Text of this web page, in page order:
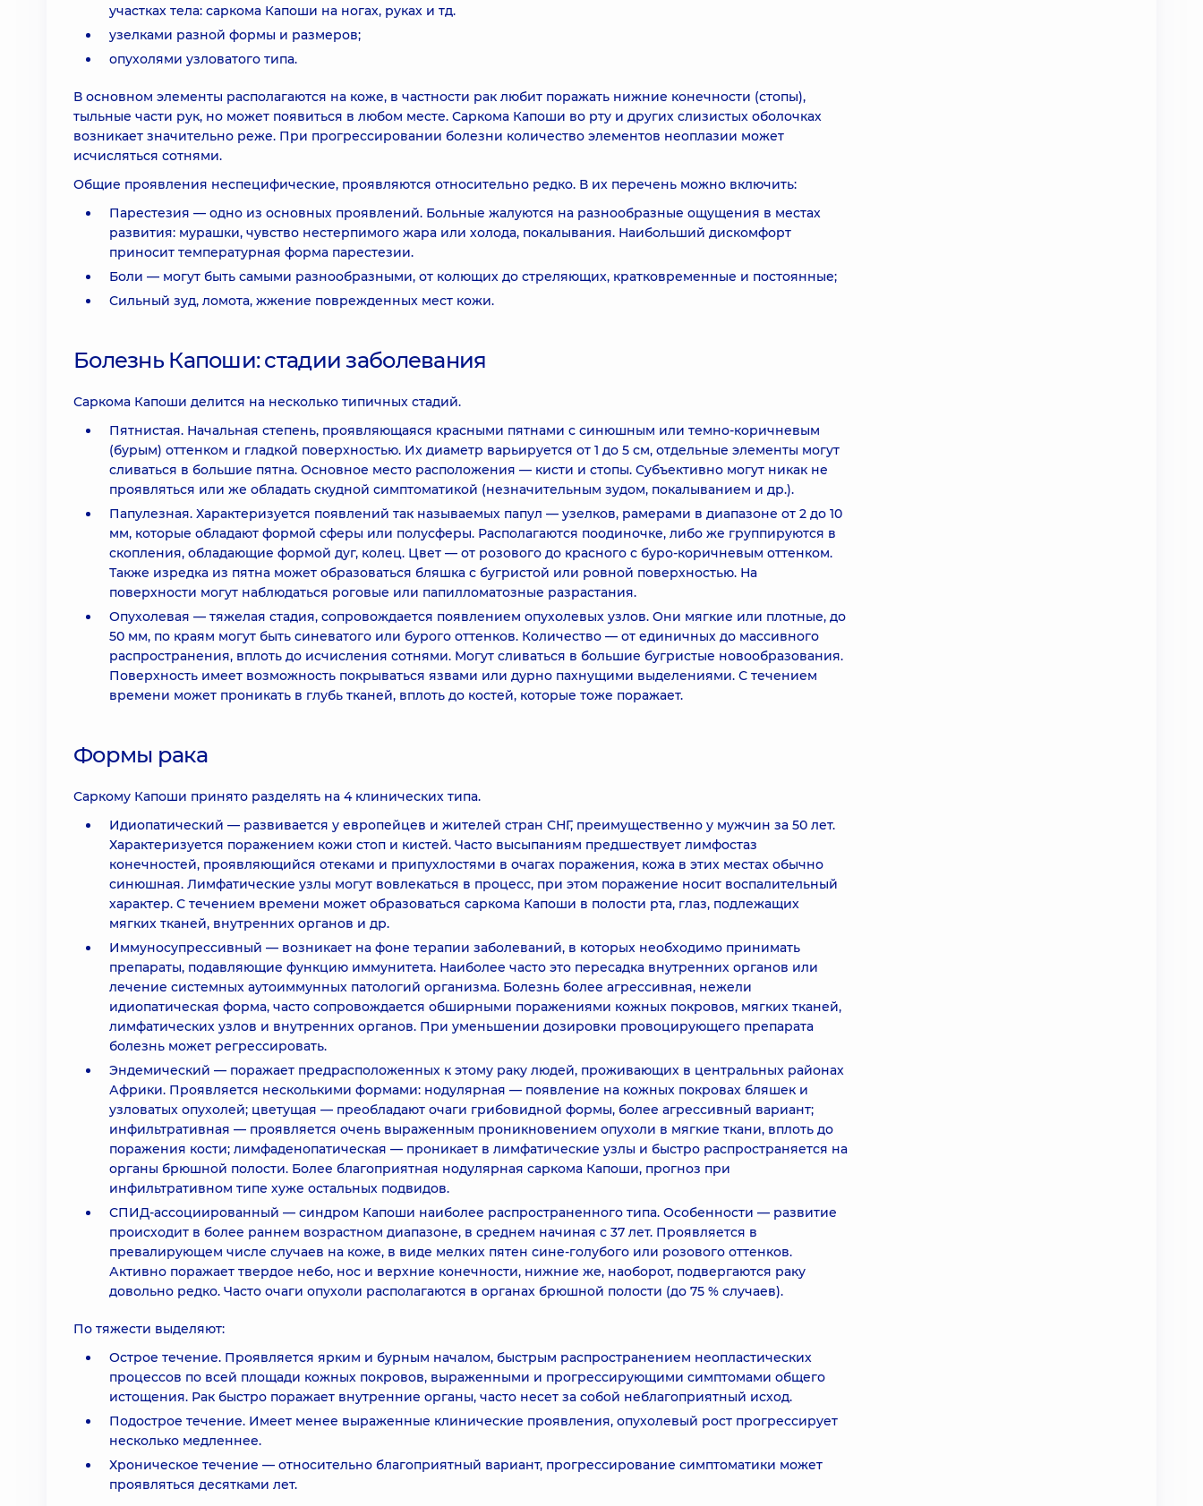
участках тела: саркома Капоши на ногах, руках и тд.
узелками разной формы и размеров;
опухолями узловатого типа.
В основном элементы располагаются на коже, в частности рак любит поражать нижние конечности (стопы),
тыльные части рук, но может появиться в любом месте. Саркома Капоши во рту и других слизистых оболочках
возникает значительно реже. При прогрессировании болезни количество элементов неоплазии может
исчисляться сотнями.
Общие проявления неспецифические, проявляются относительно редко. В их перечень можно включить:
Парестезия — одно из основных проявлений. Больные жалуются на разнообразные ощущения в местах
развития: мурашки, чувство нестерпимого жара или холода, покалывания. Наибольший дискомфорт
приносит температурная форма парестезии.
Боли — могут быть самыми разнообразными, от колющих до стреляющих, кратковременные и постоянные;
Сильный зуд, ломота, жжение поврежденных мест кожи.
Болезнь Капоши: стадии заболевания
Саркома Капоши делится на несколько типичных стадий.
Пятнистая. Начальная степень, проявляющаяся красными пятнами с синюшным или темно-коричневым
(бурым) оттенком и гладкой поверхностью. Их диаметр варьируется от 1 до 5 см, отдельные элементы могут
сливаться в большие пятна. Основное место расположения — кисти и стопы. Субъективно могут никак не
проявляться или же обладать скудной симптоматикой (незначительным зудом, покалыванием и др.).
Папулезная. Характеризуется появлений так называемых папул — узелков, рамерами в диапазоне от 2 до 10
мм, которые обладают формой сферы или полусферы. Располагаются поодиночке, либо же группируются в
скопления, обладающие формой дуг, колец. Цвет — от розового до красного с буро-коричневым оттенком.
Также изредка из пятна может образоваться бляшка с бугристой или ровной поверхностью. На
поверхности могут наблюдаться роговые или папилломатозные разрастания.
Опухолевая — тяжелая стадия, сопровождается появлением опухолевых узлов. Они мягкие или плотные, до
50 мм, по краям могут быть синеватого или бурого оттенков. Количество — от единичных до массивного
распространения, вплоть до исчисления сотнями. Могут сливаться в большие бугристые новообразования.
Поверхность имеет возможность покрываться язвами или дурно пахнущими выделениями. С течением
времени может проникать в глубь тканей, вплоть до костей, которые тоже поражает.
Формы рака
Саркому Капоши принято разделять на 4 клинических типа.
Идиопатический — развивается у европейцев и жителей стран СНГ, преимущественно у мужчин за 50 лет.
Характеризуется поражением кожи стоп и кистей. Часто высыпаниям предшествует лимфостаз
конечностей, проявляющийся отеками и припухлостями в очагах поражения, кожа в этих местах обычно
синюшная. Лимфатические узлы могут вовлекаться в процесс, при этом поражение носит воспалительный
характер. С течением времени может образоваться саркома Капоши в полости рта, глаз, подлежащих
мягких тканей, внутренних органов и др.
Иммуносупрессивный — возникает на фоне терапии заболеваний, в которых необходимо принимать
препараты, подавляющие функцию иммунитета. Наиболее часто это пересадка внутренних органов или
лечение системных аутоиммунных патологий организма. Болезнь более агрессивная, нежели
идиопатическая форма, часто сопровождается обширными поражениями кожных покровов, мягких тканей,
лимфатических узлов и внутренних органов. При уменьшении дозировки провоцирующего препарата
болезнь может регрессировать.
Эндемический — поражает предрасположенных к этому раку людей, проживающих в центральных районах
Африки. Проявляется несколькими формами: нодулярная — появление на кожных покровах бляшек и
узловатых опухолей; цветущая — преобладают очаги грибовидной формы, более агрессивный вариант;
инфильтративная — проявляется очень выраженным проникновением опухоли в мягкие ткани, вплоть до
поражения кости; лимфаденопатическая — проникает в лимфатические узлы и быстро распространяется на
органы брюшной полости. Более благоприятная нодулярная саркома Капоши, прогноз при
инфильтративном типе хуже остальных подвидов.
СПИД-ассоциированный — синдром Капоши наиболее распространенного типа. Особенности — развитие
происходит в более раннем возрастном диапазоне, в среднем начиная с 37 лет. Проявляется в
превалирующем числе случаев на коже, в виде мелких пятен сине-голубого или розового оттенков.
Активно поражает твердое небо, нос и верхние конечности, нижние же, наоборот, подвергаются раку
довольно редко. Часто очаги опухоли располагаются в органах брюшной полости (до 75 % случаев).
По тяжести выделяют:
Острое течение. Проявляется ярким и бурным началом, быстрым распространением неопластических
процессов по всей площади кожных покровов, выраженными и прогрессирующими симптомами общего
истощения. Рак быстро поражает внутренние органы, часто несет за собой неблагоприятный исход.
Подострое течение. Имеет менее выраженные клинические проявления, опухолевый рост прогрессирует
несколько медленнее.
Хроническое течение — относительно благоприятный вариант, прогрессирование симптоматики может
проявляться десятками лет.